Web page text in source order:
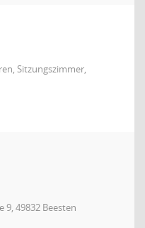
Sitzungszimmer,
49832 Beesten